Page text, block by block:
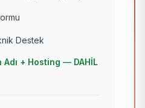
Destek
+ Hosting — DAHİL